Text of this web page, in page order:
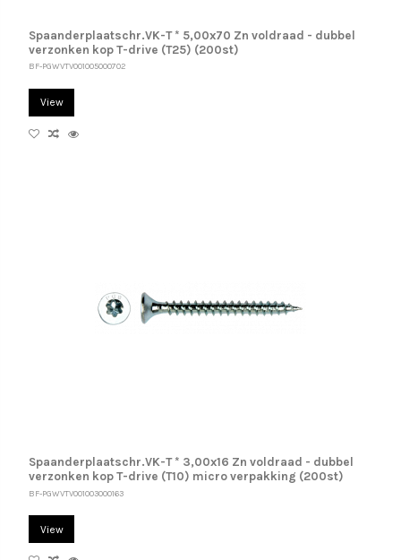
Spaanderplaatschr.VK-T * 5,00x70 Zn voldraad - dubbel
verzonken kop T-drive (T25) (200st)
BF-PGWVTV001005000702
View
Spaanderplaatschr.VK-T * 3,00x16 Zn voldraad - dubbel
verzonken kop T-drive (T10) micro verpakking (200st)
BF-PGWVTV001003000163
View